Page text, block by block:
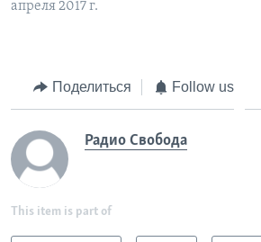
апреля 2017 г.
Поделиться Follow us
Радио Свобода
This item is part of